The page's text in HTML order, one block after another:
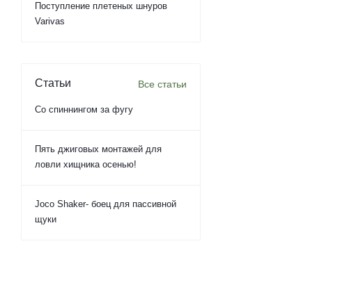
Поступление плетеных шнуров
Varivas
Статьи Все статьи
Со спиннингом за фугу
Пять джиговых монтажей для
ловли хищника осенью!
Joco Shaker- боец для пассивной
щуки